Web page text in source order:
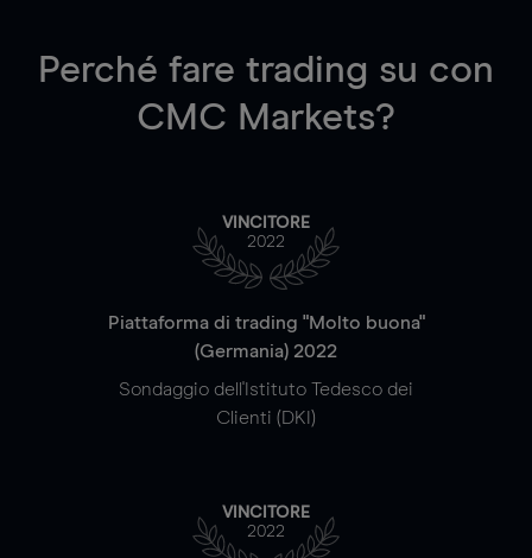
Perché fare trading su con
CMC Markets?
VINCITORE
2022
Piattaforma di trading "Molto buona"
(Germania) 2022
Sondaggio dell'Istituto Tedesco dei
Clienti (DKI)
VINCITORE
2022